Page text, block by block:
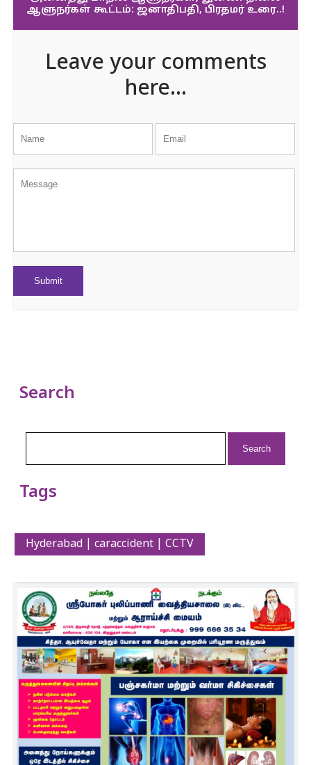
ஆளுநர்கள் கூட்டம்: ஜனாதிபதி, பிரதமர் உரை..!
Leave your comments
here...
Search
Tags
Hyderabad | caraccident | CCTV